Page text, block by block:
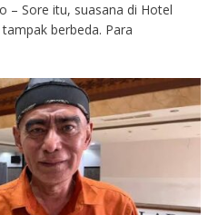
– Sore itu, suasana di Hotel
berbeda. Para